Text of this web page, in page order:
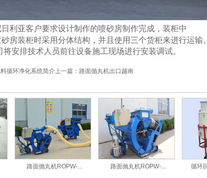
亚客户要求设计制作的喷砂房制作完成，装柜中
装柜时采用分体结构，并且使用三个货柜来进行运输
将安排技术人员前往设备施工现场进行安装调试。
循环净化系统简介上一篇： 路面抛丸机出口越南
路面抛丸机ROPW-... 路面抛丸机ROPW-... 循环